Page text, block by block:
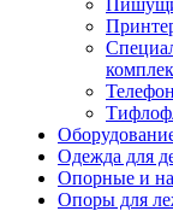
Одежда для
Опорные и
Опоры для